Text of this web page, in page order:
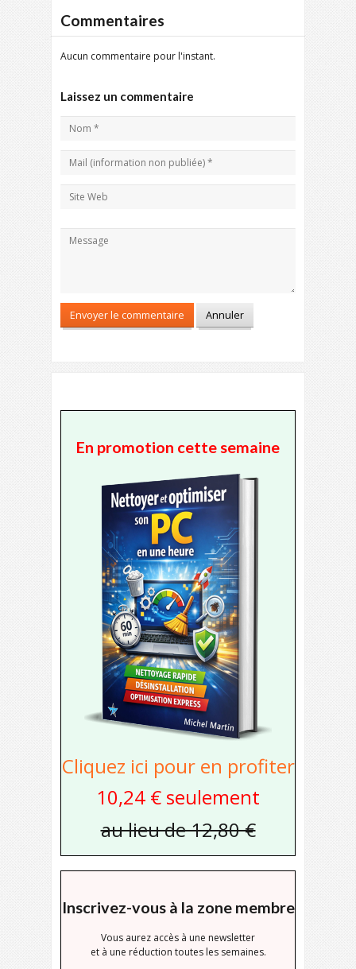
Commentaires
Aucun commentaire pour l'instant.
Laissez un commentaire
En promotion cette semaine
Cliquez ici pour en profiter
10,24 € seulement
au lieu de 12,80 €
Inscrivez-vous à la zone membre
Vous aurez accès à une newsletter
et à une réduction toutes les semaines.